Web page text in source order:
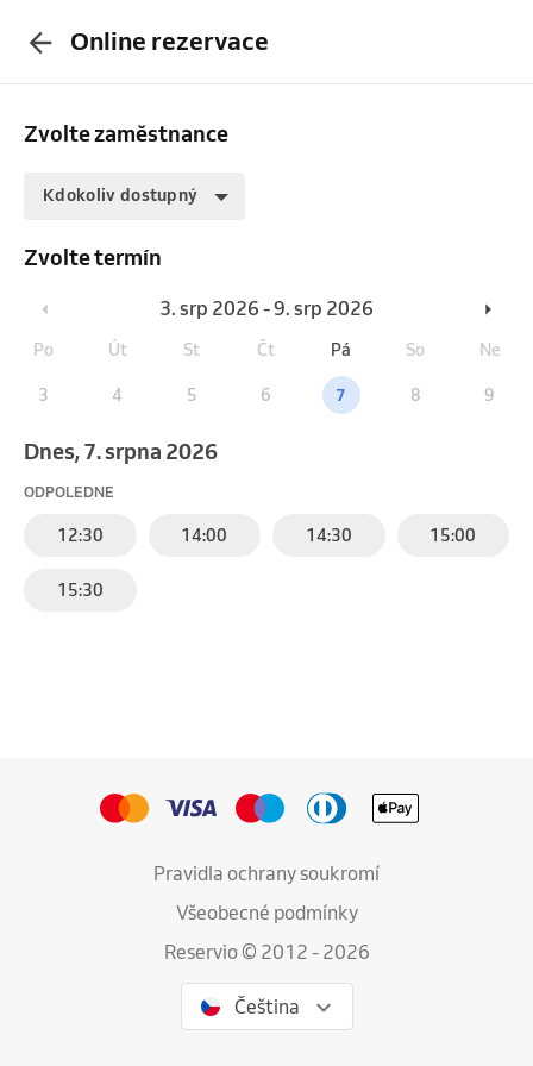
Online rezervace
Zvolte zaměstnance
Kdokoliv dostupný
Zvolte termín
3. srp 2026 - 9. srp 2026
Po Út St Čt Pá So Ne
3 4 5 6 7 8 9
Dnes, 7. srpna 2026
ODPOLEDNE
12:30 14:00 14:30 15:00
15:30
Pravidla ochrany soukromí
Všeobecné podmínky
Reservio © 2012 - 2026
Čeština